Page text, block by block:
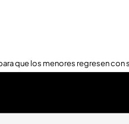
que los menores regresen con